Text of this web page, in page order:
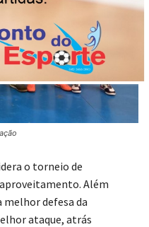
o torneio de
Além
defesa da
ataque, atrás